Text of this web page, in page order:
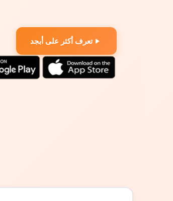
تعرف أكثر على أبجد